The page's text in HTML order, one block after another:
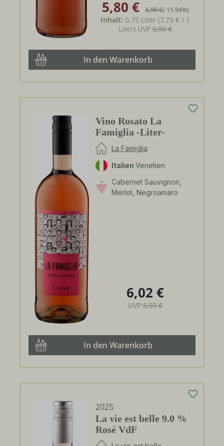
Verkaufspreis:
5,80 € Regulärer Preis:
6,90 €(-15.94%)
Inhalt: 0.75 Liter(7,73 € / 1
Liter) UVP6,90 €
In den Warenkorb
Vino Rosato La
Famiglia -Liter-
La Famiglia
Italien Venetien
Cabernet Sauvignon,
Merlot, Negroamaro
Regulärer Preis:
6,02 €
UVP6,90 €
In den Warenkorb
2025
La vie est belle 9.0 %
Rosé VdF